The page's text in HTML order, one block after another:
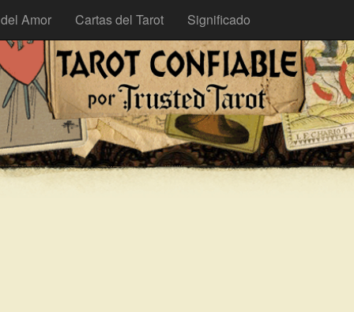
Amor Cartas del Tarot Significado